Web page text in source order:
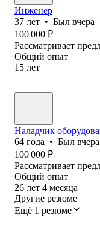
Инженер
37 лет • Был вчера
100 000 ₽
Рассматривает
Общий опыт
15 лет
Наладчик
64 года • Был вчера
100 000 ₽
Рассматривает
Общий опыт
26 лет 4 месяца
Другие резюме
Ещё 1 резюме